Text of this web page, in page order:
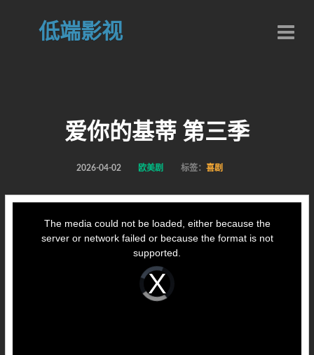
低端影视
爱你的基蒂 第三季
2026-04-02 欧美剧 标签： 喜剧
Video
Player
loading.
The media could not be loaded, either because the
server or network failed or because the format is not
supported.